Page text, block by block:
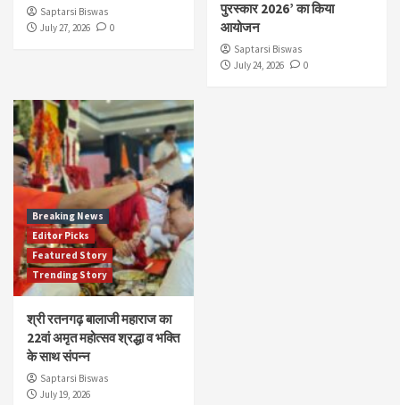
Saptarsi Biswas
July 27, 2026
0
पुरस्कार 2026’ का किया
आयोजन
Saptarsi Biswas
July 24, 2026
0
Breaking News
Editor Picks
Featured Story
Trending Story
श्री रतनगढ़ बालाजी महाराज का
22वां अमृत महोत्सव श्रद्धा व भक्ति
के साथ संपन्न
Saptarsi Biswas
July 19, 2026